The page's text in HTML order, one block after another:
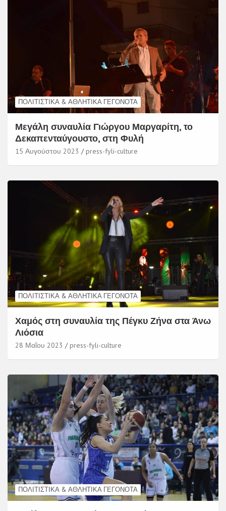
ΠΟΛΙΤΙΣΤΙΚΆ & ΑΘΛΗΤΙΚΆ ΓΕΓΟΝΌΤΑ
Μεγάλη συναυλία Γιώργου Μαργαρίτη, το
Δεκαπενταύγουστο, στη Φυλή
15 Αυγούστου 2023 press-fyli-culture
ΠΟΛΙΤΙΣΤΙΚΆ & ΑΘΛΗΤΙΚΆ ΓΕΓΟΝΌΤΑ
Χαμός στη συναυλία της Πέγκυ Ζήνα στα Άνω
Λιόσια
28 Μαΐου 2023 press-fyli-culture
ΠΟΛΙΤΙΣΤΙΚΆ & ΑΘΛΗΤΙΚΆ ΓΕΓΟΝΌΤΑ